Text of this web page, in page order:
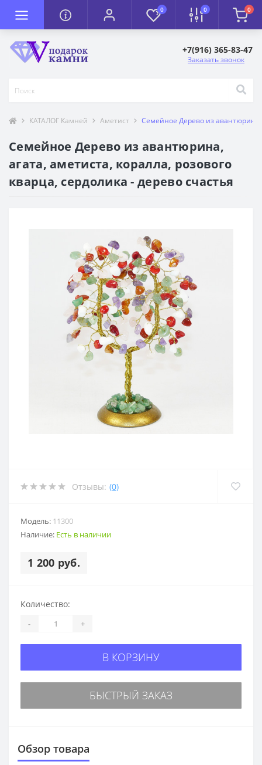
0 0 0
+7(916) 365-83-47
Заказать звонок
КАТАЛОГ Камней Аметист Семейное Дерево из авантюрина,
Семейное Дерево из авантюрина,
агата, аметиста, коралла, розового
кварца, сердолика - дерево счастья
Отзывы: (0)
Модель: 11300
Наличие: Есть в наличии
1 200 руб.
Количество:
- +
В КОРЗИНУ
БЫСТРЫЙ ЗАКАЗ
Обзор товара